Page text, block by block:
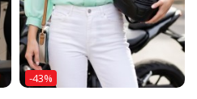
-43%